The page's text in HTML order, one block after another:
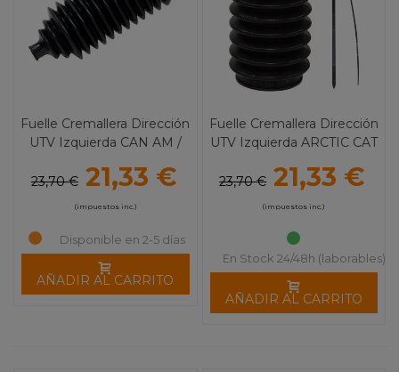
Fuelle Cremallera Dirección
UTV Izquierda CAN AM /
23,70 € 21,33 €
(impuestos inc.)
Disponible en 2-5 días
AÑADIR AL CARRITO
Fuelle Cremallera Dirección
UTV Izquierda ARCTIC CAT
23,70 € 21,33 €
(impuestos inc.)
En Stock 24/48h (laborables)
AÑADIR AL CARRITO